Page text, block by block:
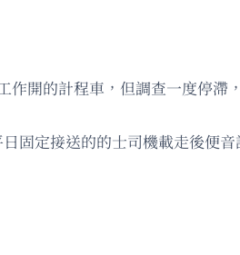
開的計程車，但調查一度停滯
固定接送的的士司機載走後便